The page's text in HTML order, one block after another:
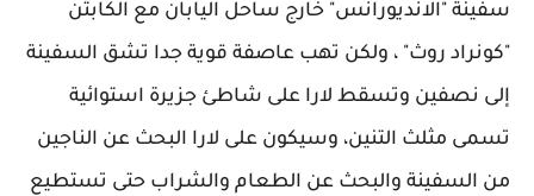
سفينة "الانديورانس" خارج ساحل اليابان مع الكابتن
"كونراد روث" ، ولكن تهب عاصفة قوية جدا تشق السفينة
إلى نصفين وتسقط لارا على شاطئ جزيرة استوائية
تسمى مثلث التنين، وسيكون على لارا البحث عن الناجين
من السفينة والبحث عن الطعام والشراب حتى تستطيع